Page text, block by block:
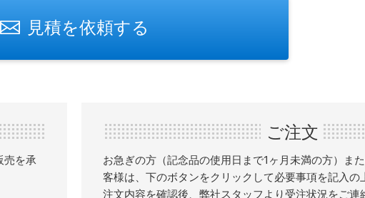
見積を依頼する
売を承
ご注文
お急ぎの方（記念品の使用日まで1ヶ月未満の方）ま
客様は、下のボタンをクリックして必要事項を記入の
注文内容を確認後、弊社スタッフより受注状況をご連